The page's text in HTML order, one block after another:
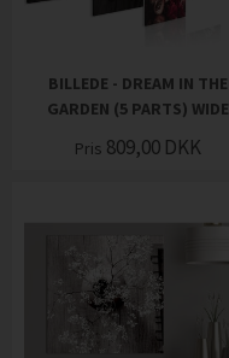
BILLEDE - DREAM IN THE
GARDEN (5 PARTS) WIDE
Pris 809,00 DKK